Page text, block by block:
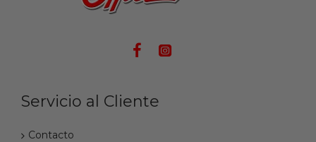
Servicio al Cliente
Contacto